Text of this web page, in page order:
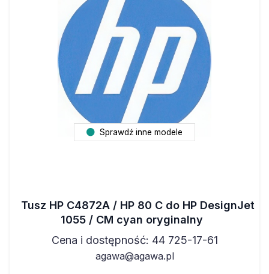
Sprawdź inne modele
Tusz HP C4872A / HP 80 C do HP DesignJet
1055 / CM cyan oryginalny
Cena i dostępność: 44 725-17-61
agawa@agawa.pl